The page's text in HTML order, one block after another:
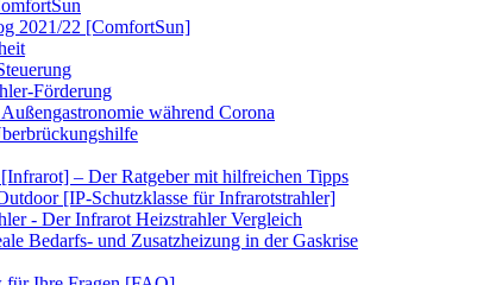
2021/22 [ComfortSun]
Förderung
während Corona
[Infrarot] – Der Ratgeber mit hilfreichen Tipps
[IP-Schutzklasse für Infrarotstrahler]
- Der Infrarot Heizstrahler Vergleich
Bedarfs- und Zusatzheizung in der Gaskrise